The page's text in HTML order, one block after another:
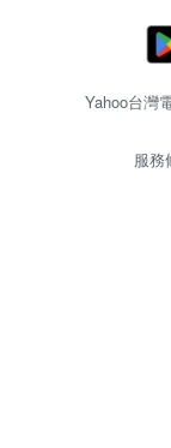
Yahoo台灣
服務